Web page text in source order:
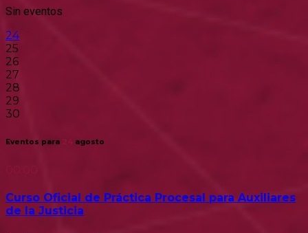
Sin eventos
24
25
26
27
28
29
30
Eventos para agosto
Curso Oficial de Práctica Procesal para Auxiliares
de la Justicia